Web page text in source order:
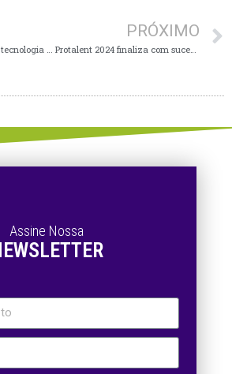
PRÓXIMO
Protalent 2024 finaliza com sucesso e divulga os vencedores desta 1ª edição no Alto Vale
Assine Nossa